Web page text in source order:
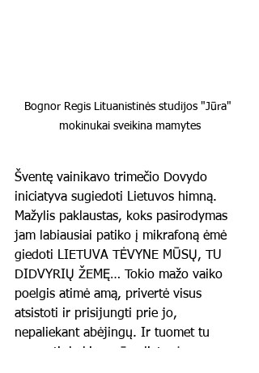
Bognor Regis Lituanistinės studijos "Jūra"
mokinukai sveikina mamytes
Šventę vainikavo trimečio Dovydo
iniciatyva sugiedoti Lietuvos himną.
Mažylis paklaustas, koks pasirodymas
jam labiausiai patiko į mikrafoną ėmė
giedoti LIETUVA TĖVYNE MŪSŲ, TU
DIDVYRIŲ ŽEMĘ… Tokio mažo vaiko
poelgis atimė amą, privertė visus
atsistoti ir prisijungti prie jo,
nepaliekant abėjingų. Ir tuomet tu